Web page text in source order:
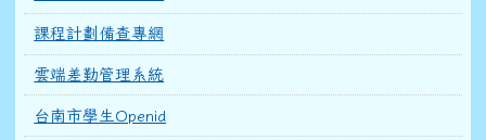
課程計劃備查專網
雲端差勤管理系統
台南市學生Openid